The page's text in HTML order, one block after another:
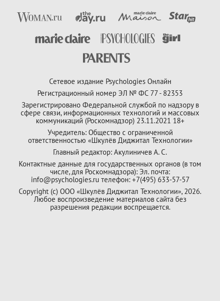
Сетевое издание Psychologies Онлайн
Регистрационный номер ЭЛ № ФС 77 - 82353
Зарегистрировано Федеральной службой по надзору в
сфере связи, информационных технологий и массовых
коммуникаций (Роскомнадзор) 23.11.2021 18+
Учредитель: Общество с ограниченной
ответственностью «Шкулёв Диджитал Технологии»
Главный редактор: Акулиничев А. С.
Контактные данные для государственных органов (в том
числе, для Роскомнадзора): Эл. почта:
info@psychologies.ru телефон: +7(495) 633-57-57
Copyright (с) ООО «Шкулёв Диджитал Технологии», 2026.
Любое воспроизведение материалов сайта без
разрешения редакции воспрещается.